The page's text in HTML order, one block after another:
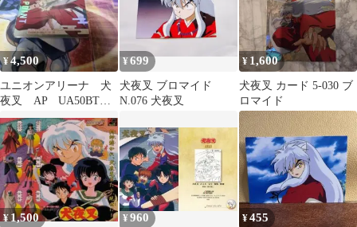
¥4,500
ユニオンアリーナ 犬
夜叉 AP UA50BT
IYS-1-AP01
¥699
犬夜叉 ブロマイド
N.076 犬夜叉
¥ 1,600
犬夜叉 カード 5-030 ブ
ロマイド
¥ 1,500 ¥960 ¥455